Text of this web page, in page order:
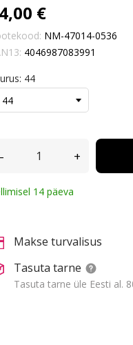
€
NM-47014-0536
4046987083991
44
+
14 päeva
Makse turvalisus
Tasuta tarne
Tasuta tarne üle Eesti al.